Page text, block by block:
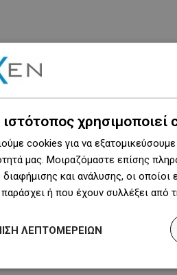
χρησιμοποιεί
cookies για να
μας. Μοιραζόμαστε επίσης
διαφήμισης και ανάλυσης, οι
ή που έχουν συλλέξει
ΛΕΠΤΟΜΕΡΕΙΏΝ